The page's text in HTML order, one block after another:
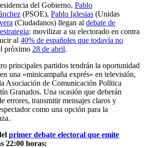
del Gobierno, Pablo
(PSOE), Pablo Iglesias (Unidas
(Ciudadanos) llegan al debate de
estrategia: movilizar a su electorado en contra
al 40% de españoles que todavía no
próximo 28 de abril.
principales partidos tendrán la oportunidad
una «minicampaña exprés» en televisión,
Asociación de Comunicación Política
Granados. Una ocasión que deberán
errores, transmitir mensajes claros y
como una opción para la
primer debate electoral que emite
22:00 horas: